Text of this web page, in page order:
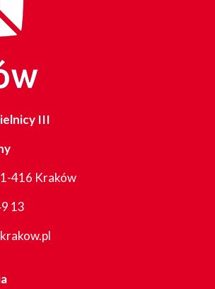
III
416 Kraków
13